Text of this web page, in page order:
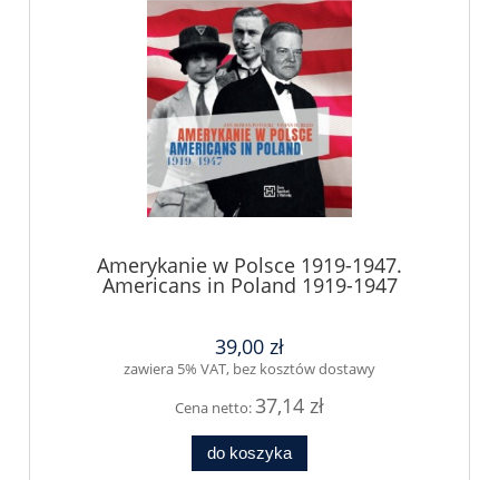
Amerykanie w Polsce 1919-1947.
Americans in Poland 1919-1947
39,00 zł
zawiera 5% VAT, bez kosztów dostawy
Cena netto:37,14 zł
do koszyka